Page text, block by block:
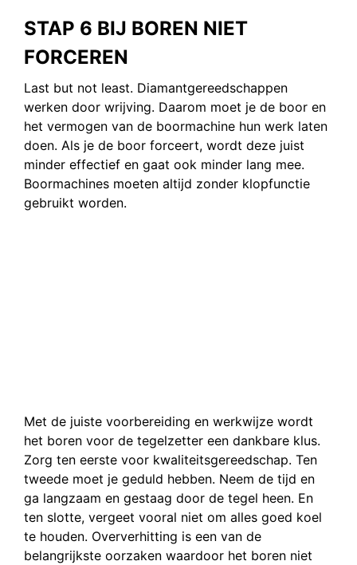
STAP 6 BIJ BOREN NIET
FORCEREN
Last but not least. Diamantgereedschappen
werken door wrijving. Daarom moet je de boor en
het vermogen van de boormachine hun werk laten
doen. Als je de boor forceert, wordt deze juist
minder effectief en gaat ook minder lang mee.
Boormachines moeten altijd zonder klopfunctie
gebruikt worden.
Met de juiste voorbereiding en werkwijze wordt
het boren voor de tegelzetter een dankbare klus.
Zorg ten eerste voor kwaliteitsgereedschap. Ten
tweede moet je geduld hebben. Neem de tijd en
ga langzaam en gestaag door de tegel heen. En
ten slotte, vergeet vooral niet om alles goed koel
te houden. Oververhitting is een van de
belangrijkste oorzaken waardoor het boren niet